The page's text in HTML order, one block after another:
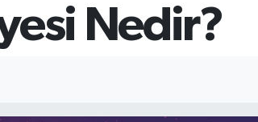
Nedir?